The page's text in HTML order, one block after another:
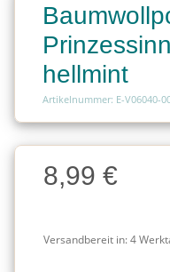
hellmint
Artikelnummer: E-V06040-
Charge
Charge8,99 €
Versandbereit in:4